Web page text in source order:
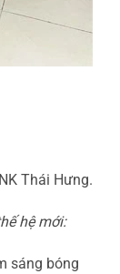
Thái Hưng.
hệ mới:
sáng bóng